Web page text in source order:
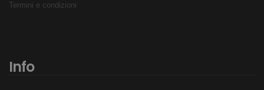
Termini e condizioni
Info